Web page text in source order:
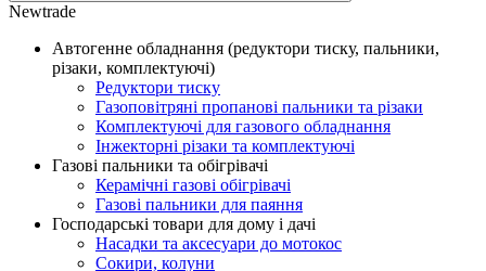
Newtrade
Автогенне обладнання (редуктори тиску, пальники,
різаки, комплектуючі)
Редуктори тиску
Газоповітряні пропанові пальники та різаки
Комплектуючі для газового обладнання
Інжекторні різаки та комплектуючі
Газові пальники та обігрівачі
Керамічні газові обігрівачі
Газові пальники для паяння
Господарські товари для дому і дачі
Насадки та аксесуари до мотокос
Сокири, колуни